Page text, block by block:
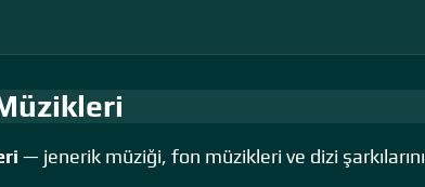
— jenerik müziği, fon müzikleri ve dizi şarkılarını